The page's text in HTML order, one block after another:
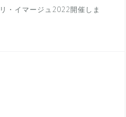
・イマージュ2022開催しま